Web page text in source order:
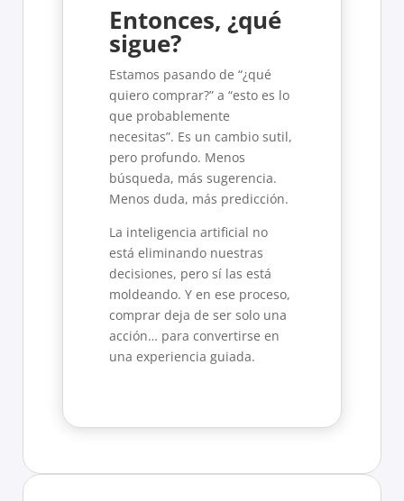
Entonces, ¿qué
sigue?
Estamos pasando de “¿qué
quiero comprar?” a “esto es lo
que probablemente
necesitas”. Es un cambio sutil,
pero profundo. Menos
búsqueda, más sugerencia.
Menos duda, más predicción.
La inteligencia artificial no
está eliminando nuestras
decisiones, pero sí las está
moldeando. Y en ese proceso,
comprar deja de ser solo una
acción… para convertirse en
una experiencia guiada.